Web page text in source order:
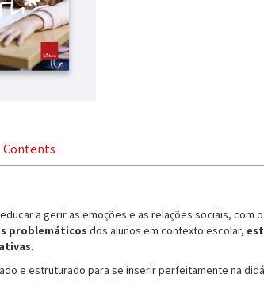
Contents
a gerir as emoções e as relações sociais, com
problemáticos dos alunos em contexto escolar,
.
e estruturado para se inserir perfeitamente na